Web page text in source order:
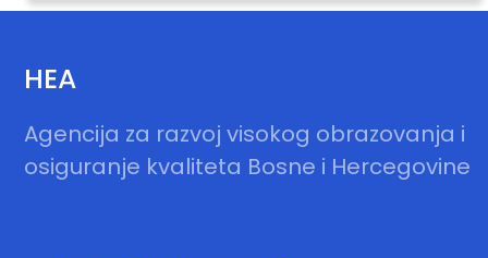
HEA
Agencija za razvoj visokog obrazovanja i
osiguranje kvaliteta Bosne i Hercegovine